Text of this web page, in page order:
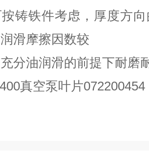
铸铁件考虑，厚度方
滑摩擦因数较
分油润滑的前提下耐磨
真空泵叶片072200454